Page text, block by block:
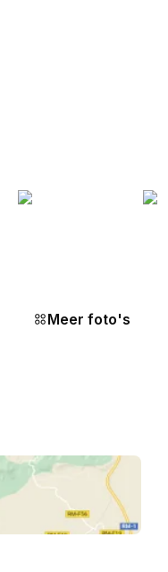
Meer foto's